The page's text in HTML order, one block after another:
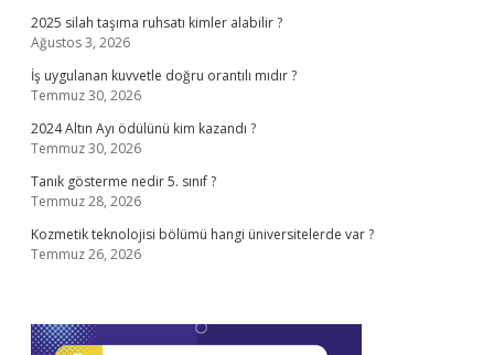
2025 silah taşıma ruhsatı kimler alabilir ?
Ağustos 3, 2026
İş uygulanan kuvvetle doğru orantılı mıdır ?
Temmuz 30, 2026
2024 Altın Ayı ödülünü kim kazandı ?
Temmuz 30, 2026
Tanık gösterme nedir 5. sınıf ?
Temmuz 28, 2026
Kozmetik teknolojisi bölümü hangi üniversitelerde var ?
Temmuz 26, 2026